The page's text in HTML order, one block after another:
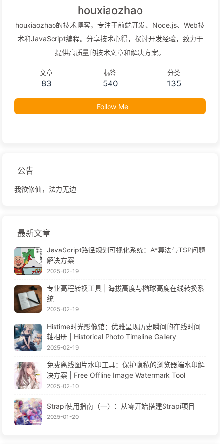
houxiaozhao
houxiaozhao的技术博客，专注于前端开发、Node.js、Web技
术和JavaScript编程。分享技术心得，探讨开发经验，致力于
提供高质量的技术文章和解决方案。
文章
83
标签
540
分类
135
Follow Me
公告
我欲修仙，法力无边
最新文章
JavaScript路径规划可视化系统：A*算法与TSP问题
解决方案
2025-02-19
专业高程转换工具 | 海拔高度与椭球高度在线转换系
统
2025-02-19
Histime时光影像馆：优雅呈现历史瞬间的在线时间
轴相册 | Historical Photo Timeline Gallery
2025-02-19
免费离线图片水印工具：保护隐私的浏览器端水印解
决方案 | Free Offline Image Watermark Tool
2025-02-10
Strapi使用指南（一）：从零开始搭建Strapi项目
2025-01-20